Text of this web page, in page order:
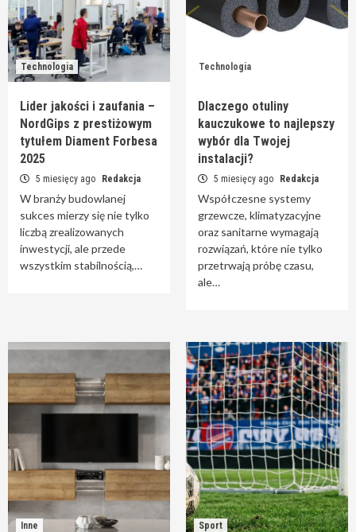
Technologia
Lider jakości i zaufania –
NordGips z prestiżowym
tytułem Diament Forbesa
2025
5 miesięcy ago Redakcja
W branży budowlanej
sukces mierzy się nie tylko
liczbą zrealizowanych
inwestycji, ale przede
wszystkim stabilnością,…
Technologia
Dlaczego otuliny
kauczukowe to najlepszy
wybór dla Twojej
instalacji?
5 miesięcy ago Redakcja
Współczesne systemy
grzewcze, klimatyzacyjne
oraz sanitarne wymagają
rozwiązań, które nie tylko
przetrwają próbę czasu,
ale…
Inne Sport